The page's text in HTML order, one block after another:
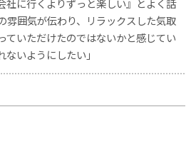
雰囲気が伝わり、リラックスした気取
ていただけたのではないかと感じてい
いようにしたい」